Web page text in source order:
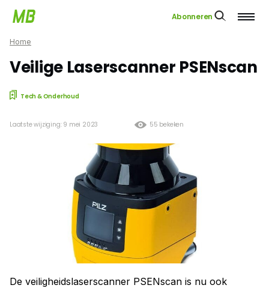
Abonneren
Home
Veilige Laserscanner PSENscan
Tech & Onderhoud
55 bekeken
Laatste wijziging: 9 mei 2023
De veiligheidslaserscanner PSENscan is nu ook